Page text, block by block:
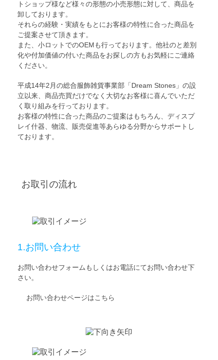
トショップ様など様々の形態の小売形態に対して、商品を
卸しております。
それらの経験・実績をもとにお客様の特性に合った商品を
ご提案させて頂きます。
また、小ロットでのOEMも行っております。他社のと差別
化や付加価値の付いた商品をお探しの方もお気軽にご連絡
ください。
平成14年2月の総合服飾雑貨事業部「Dream Stones」の設
立以来、商品売買だけでなく大切なお客様に喜んでいただ
く取り組みを行っております。
お客様の特性に合った商品のご提案はもちろん、ディスプ
レイ什器、物流、販売促進等あらゆる分野からサポートし
ております。
お取引の流れ
1.お問い合わせ
お問い合わせフォームもしくはお電話にてお問い合わせ下
さい。
お問い合わせページはこちら